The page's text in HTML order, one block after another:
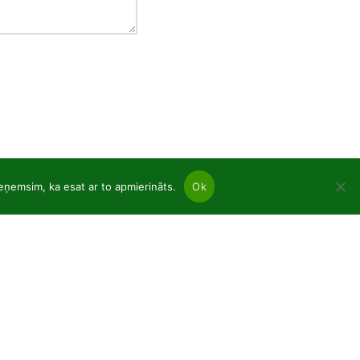
ka esat ar to apmierināts. Ok